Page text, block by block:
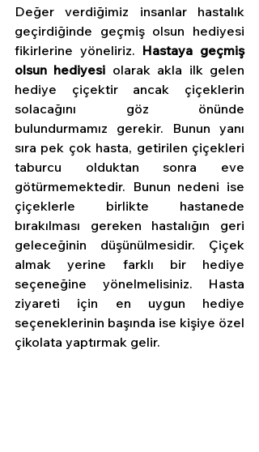
Değer verdiğimiz insanlar hastalık
geçirdiğinde geçmiş olsun hediyesi
fikirlerine yöneliriz. Hastaya geçmiş
olsun hediyesi olarak akla ilk gelen
hediye çiçektir ancak çiçeklerin
solacağını göz önünde
bulundurmamız gerekir. Bunun yanı
sıra pek çok hasta, getirilen çiçekleri
taburcu olduktan sonra eve
götürmemektedir. Bunun nedeni ise
çiçeklerle birlikte hastanede
bırakılması gereken hastalığın geri
geleceğinin düşünülmesidir. Çiçek
almak yerine farklı bir hediye
seçeneğine yönelmelisiniz. Hasta
ziyareti için en uygun hediye
seçeneklerinin başında ise kişiye özel
çikolata yaptırmak gelir.